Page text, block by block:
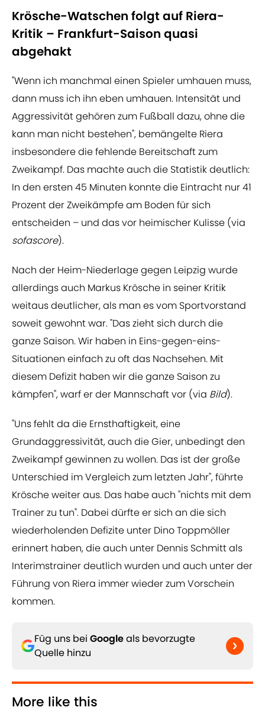
Krösche-Watschen folgt auf Riera-
Kritik – Frankfurt-Saison quasi
abgehakt
"Wenn ich manchmal einen Spieler umhauen muss,
dann muss ich ihn eben umhauen. Intensität und
Aggressivität gehören zum Fußball dazu, ohne die
kann man nicht bestehen", bemängelte Riera
insbesondere die fehlende Bereitschaft zum
Zweikampf. Das machte auch die Statistik deutlich:
In den ersten 45 Minuten konnte die Eintracht nur 41
Prozent der Zweikämpfe am Boden für sich
entscheiden – und das vor heimischer Kulisse (via
sofascore).
Nach der Heim-Niederlage gegen Leipzig wurde
allerdings auch Markus Krösche in seiner Kritik
weitaus deutlicher, als man es vom Sportvorstand
soweit gewohnt war. "Das zieht sich durch die
ganze Saison. Wir haben in Eins-gegen-eins-
Situationen einfach zu oft das Nachsehen. Mit
diesem Defizit haben wir die ganze Saison zu
kämpfen", warf er der Mannschaft vor (via Bild).
"Uns fehlt da die Ernsthaftigkeit, eine
Grundaggressivität, auch die Gier, unbedingt den
Zweikampf gewinnen zu wollen. Das ist der große
Unterschied im Vergleich zum letzten Jahr", führte
Krösche weiter aus. Das habe auch "nichts mit dem
Trainer zu tun". Dabei dürfte er sich an die sich
wiederholenden Defizite unter Dino Toppmöller
erinnert haben, die auch unter Dennis Schmitt als
Interimstrainer deutlich wurden und auch unter der
Führung von Riera immer wieder zum Vorschein
kommen.
Füg uns bei Googleals bevorzugte
Quelle hinzu
More like this